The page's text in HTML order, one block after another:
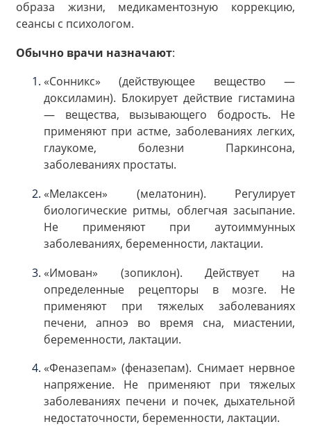
образа жизни, медикаментозную коррекцию,
сеансы с психологом.
Обычно врачи назначают:
«Сонникс» (действующее вещество —
доксиламин). Блокирует действие гистамина
— вещества, вызывающего бодрость. Не
применяют при астме, заболеваниях легких,
глаукоме, болезни Паркинсона,
заболеваниях простаты.
«Мелаксен» (мелатонин). Регулирует
биологические ритмы, облегчая засыпание.
Не применяют при аутоиммунных
заболеваниях, беременности, лактации.
«Имован» (зопиклон). Действует на
определенные рецепторы в мозге. Не
применяют при тяжелых заболеваниях
печени, апноэ во время сна, миастении,
беременности, лактации.
«Феназепам» (феназепам). Снимает нервное
напряжение. Не применяют при тяжелых
заболеваниях печени и почек, дыхательной
недостаточности, беременности, лактации.